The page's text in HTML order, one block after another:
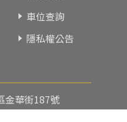
車位查詢
隱私權公告
金華街187號